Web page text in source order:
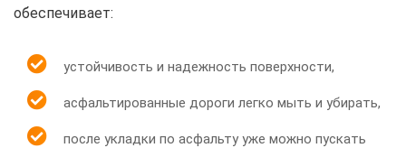
обеспечивает:
устойчивость и надежность поверхности,
асфальтированные дороги легко мыть и убирать,
после укладки по асфальту уже можно пускать